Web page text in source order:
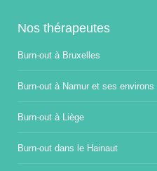
Nos thérapeutes
Burn-out à Bruxelles
Burn-out à Namur et ses environs
Burn-out à Liège
Burn-out dans le Hainaut